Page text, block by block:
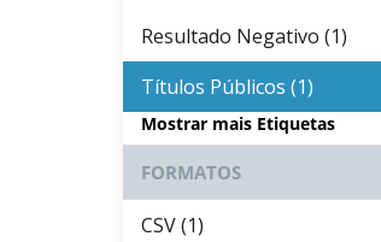
Resultado Negativo (1)
Títulos Públicos (1)
Mostrar mais Etiquetas
FORMATOS
CSV (1)